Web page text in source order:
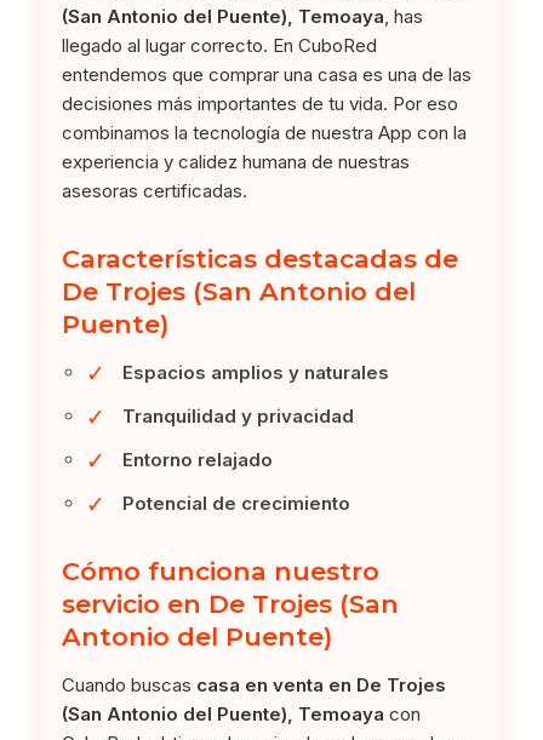
(San Antonio del Puente), Temoaya , has
llegado al lugar correcto. En CuboRed
entendemos que comprar una casa es una de las
decisiones más importantes de tu vida. Por eso
combinamos la tecnología de nuestra App con la
experiencia y calidez humana de nuestras
asesoras certificadas.
Características destacadas de
De Trojes (San Antonio del
Puente)
✓ Espacios amplios y naturales
✓ Tranquilidad y privacidad
✓ Entorno relajado
✓ Potencial de crecimiento
Cómo funciona nuestro
servicio en De Trojes (San
Antonio del Puente)
Cuando buscas casa en venta en De Trojes
(San Antonio del Puente), Temoaya con